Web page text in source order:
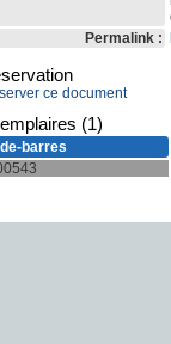
Permalink :
ce document
(1)
barres